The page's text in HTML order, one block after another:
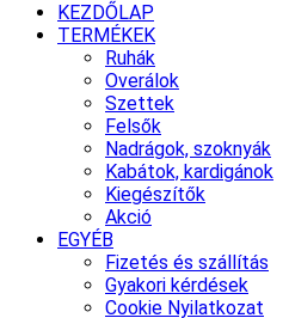
KEZDŐLAP
TERMÉKEK
Ruhák
Overálok
Szettek
Felsők
Nadrágok, szoknyák
Kabátok, kardigánok
Kiegészítők
Akció
EGYÉB
Fizetés és szállítás
Gyakori kérdések
Cookie Nyilatkozat